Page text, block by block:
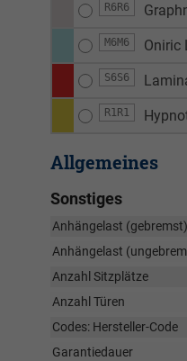
R6R6
M6M6 Oniric
S6S6
R1R1
Allgemeines
Sonstiges
Anhängelast (gebremst)
Anhängelast
Anzahl Sitzplätze
Anzahl Türen
Codes: Hersteller-Code
Garantiedauer